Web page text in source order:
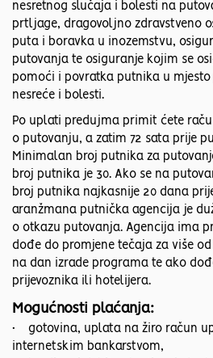
nesretnog slučaja i bolesti na
prtljage, dragovoljno zdravstveno
puta i boravka u inozemstvu,
putovanja te osiguranje kojim se
pomoći i povratka putnika u
nesreće i bolesti.
Po uplati predujma primit ćete
o putovanju, a zatim 72 sata prije
Minimalan broj putnika za
broj putnika je 30. Ako se na
broj putnika najkasnije 20 dana
aranžmana putnička agencija je
o otkazu putovanja. Agencija ima
dođe do promjene tečaja za više od
na dan izrade programa te ako
prijevoznika ili hotelijera.
Mogućnosti plaćanja:
• gotovina, uplata na žiro račun
internetskim bankarstvom,